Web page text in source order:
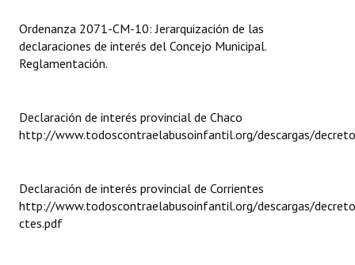
Informes de Gestión
Dictámenes Asesoría Letrada
Actas de Sesión
Ejecución Presupuestaria
Ordenanza 2071-CM-10: Jerarquización de las
declaraciones de interés del Concejo Municipal.
Reglamentación.
Declaración de interés provincial de Chaco
http://www.todoscontraelabusoinfantil.org/descargas/
Declaración de interés provincial de Corrientes
http://www.todoscontraelabusoinfantil.org/descargas/
ctes.pdf